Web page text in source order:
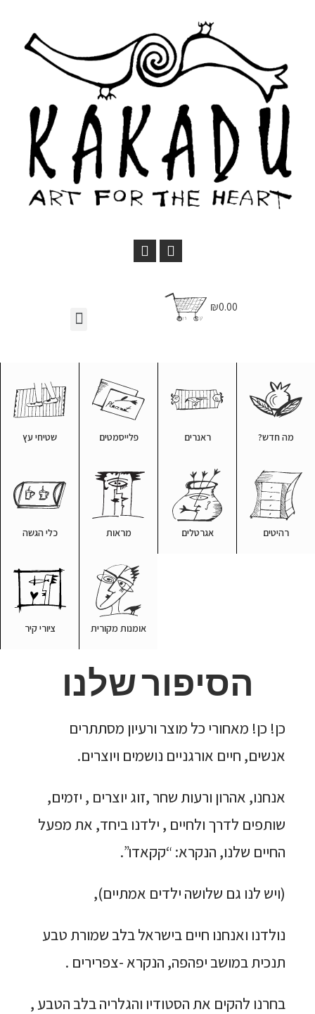
₪0.00
שטיחי עץ פלייסמטים ראנרים מה חדש?
כלי הגשה מראות אגרטלים רהיטים
ציורי קיר אומנות מקורית
הסיפור שלנו
כן! כן! מאחורי כל מוצר ורעיון מסתתרים
אנשים, חיים אורגניים נושמים ויוצרים.
אנחנו, אהרון ורעות שחר ,זוג יוצרים , יזמים,
שותפים לדרך ולחיים , ילדנו ביחד, את מפעל
החיים שלנו, הנקרא: “קקאדו”.
(ויש לנו גם שלושה ילדים אמתיים),
נולדנו ואנחנו חיים בישראל בלב שמורת טבע
תנכית במושב יפהפה, הנקרא -צפרירים .
בחרנו להקים את הסטודיו והגלריה בלב הטבע ,